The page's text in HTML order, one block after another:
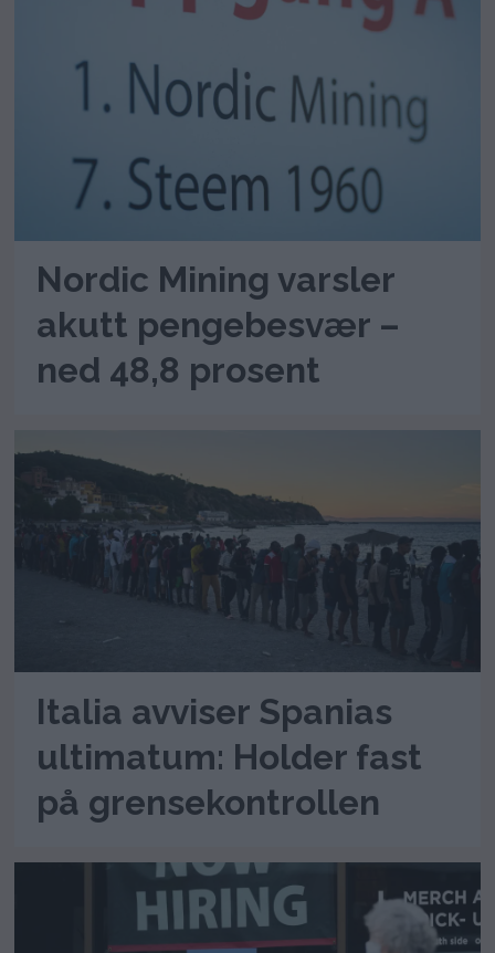
Nordic Mining varsler
akutt pengebesvær –
ned 48,8 prosent
Italia avviser Spanias
ultimatum: Holder fast
på grensekontrollen